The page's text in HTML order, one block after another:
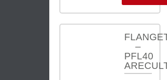
–
PFL40